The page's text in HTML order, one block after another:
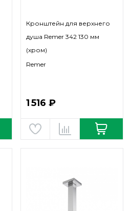
Кронштейн для верхнего
душа Remer 342 130 мм
(хром)
Remer
1 516 ₽